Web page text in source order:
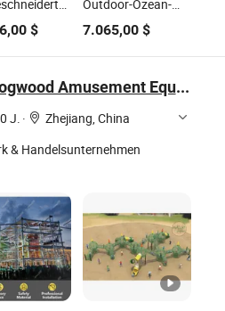
Spiele
zu
$
Outdoor-Ozean-
Hai-
Vergnügungspark
aufblasbare
7.065,00$
Hangzhou Hogwood Amusement Equipment Co., Ltd.
J. ·
Zhejiang, China
& Handelsunternehmen